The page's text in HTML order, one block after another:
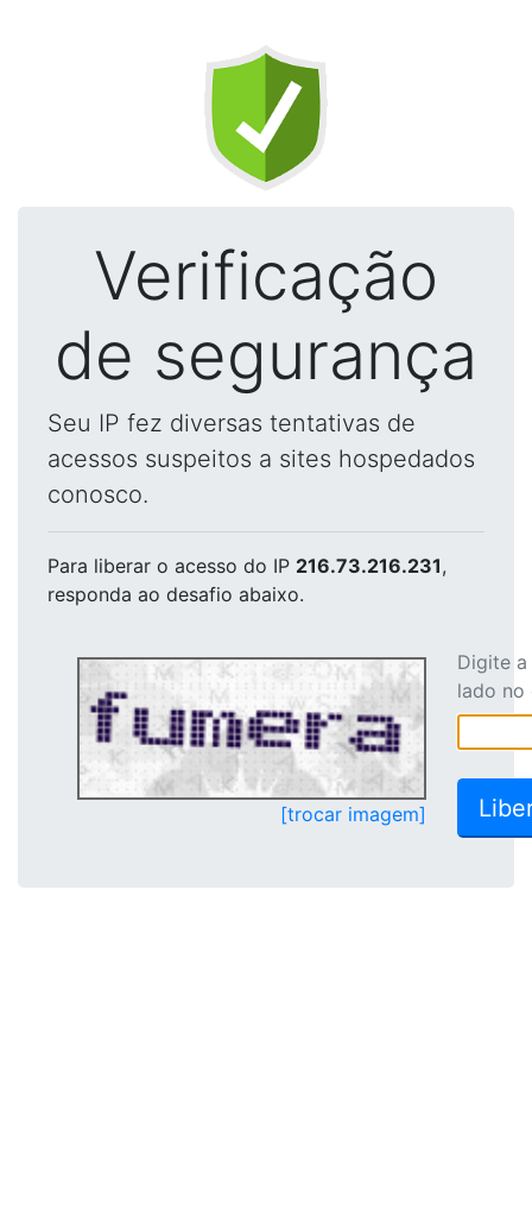
Verificação
de segurança
Seu IP fez diversas tentativas de
acessos suspeitos a sites hospedados
conosco.
Para liberar o acesso do IP 216.73.216.231,
responda ao desafio abaixo.
[trocar imagem]
Digite
lado no